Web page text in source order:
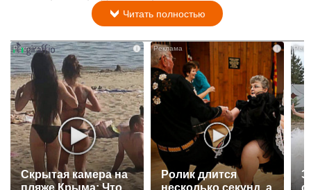
Читать полностью
i
Скрытая камера на
пляже Крыма: Что
Ролик длится
несколько секунд, а